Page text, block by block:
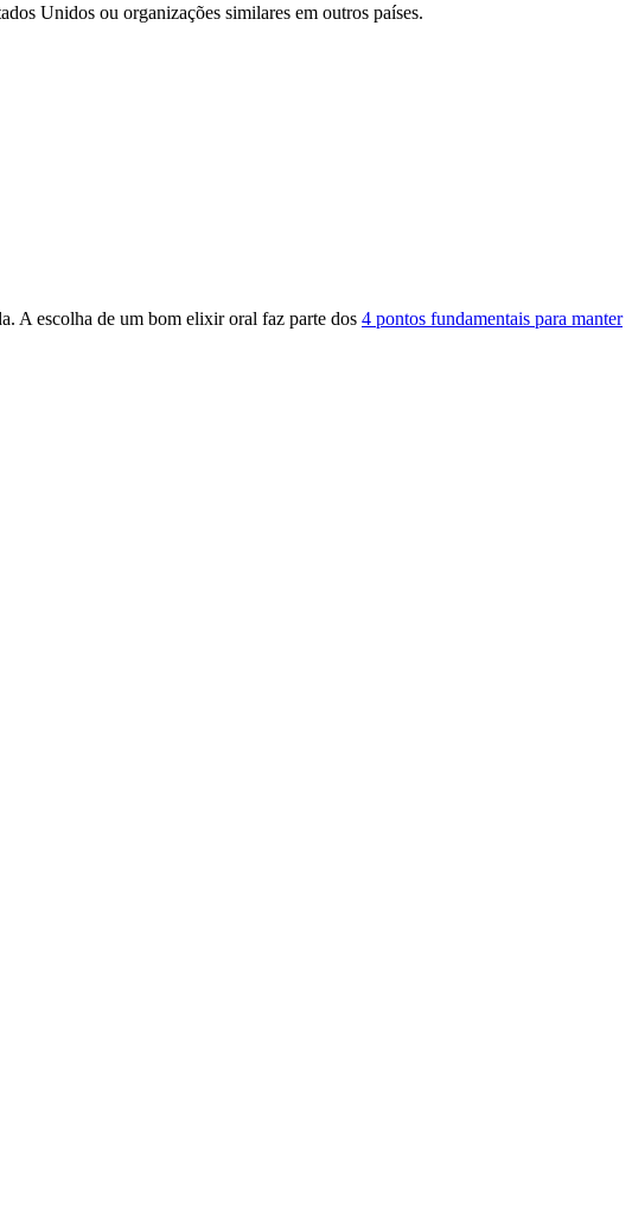
Unidos ou organizações similares em outros países.
A escolha de um bom elixir oral faz parte dos 4 pontos fundamentais para manter